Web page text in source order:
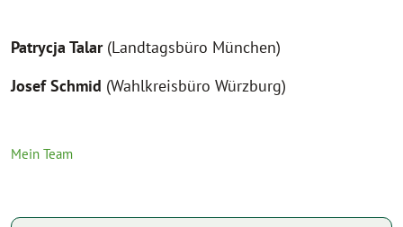
Patrycja Talar(Landtagsbüro München)
Josef Schmid (Wahlkreisbüro Würzburg)
Mein Team